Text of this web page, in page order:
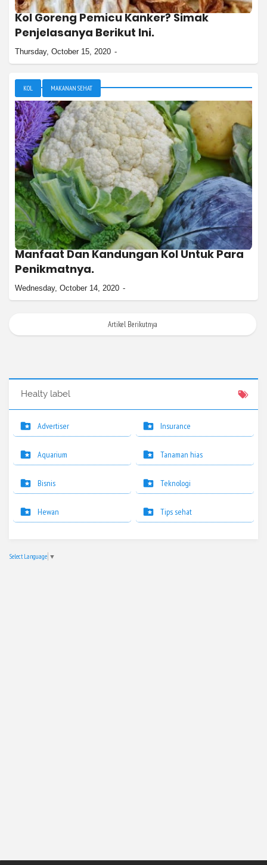
Kol Goreng Pemicu Kanker? Simak
Penjelasanya Berikut Ini.
Thursday, October 15, 2020
KOL MAKANAN SEHAT
Manfaat Dan Kandungan Kol Untuk Para
Penikmatnya.
Wednesday, October 14, 2020
Artikel Berikutnya
Healty label
Advertiser
Aquarium
Bisnis
Hewan
Insurance
Tanaman hias
Teknologi
Tips sehat
Select Language ▼